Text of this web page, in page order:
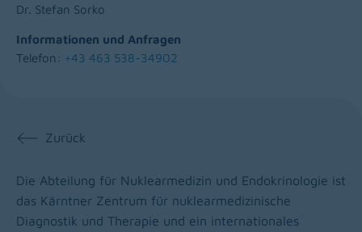
Dr. Stefan Sorko
Informationen und Anfragen
Telefon: +43 463 538-34902
Zurück
Die Abteilung für Nuklearmedizin und Endokrinologie ist
das Kärntner Zentrum für nuklearmedizinische
Diagnostik und Therapie und ein internationales